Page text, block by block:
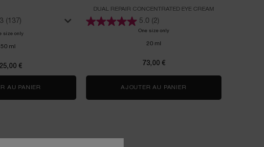
SERUM 50ML
(137)
size only
50 ml
€
AU PANIER CRÈME RÉNERGIE COLLAGEN+ LIFT-XTEND
DUAL REPAIR CONCENTRATED EYE CREAM
5.0 (2)
One size onlyfor GÉNIFIQUE YEUX ULTIMATE
20 ml
73,00 €
AJOUTER AU PANIER